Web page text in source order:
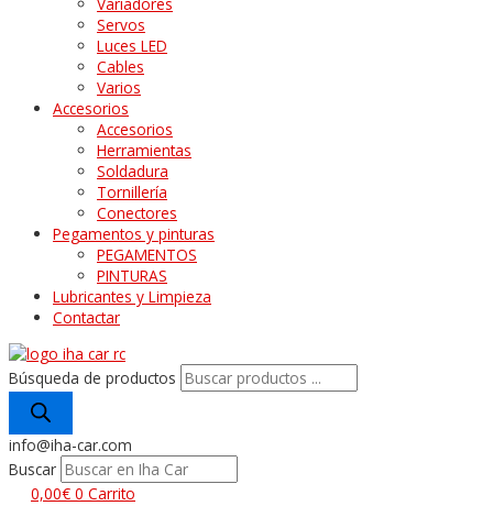
Variadores
Servos
Luces LED
Cables
Varios
Accesorios
Accesorios
Herramientas
Soldadura
Tornillería
Conectores
Pegamentos y pinturas
PEGAMENTOS
PINTURAS
Lubricantes y Limpieza
Contactar
Búsqueda de productos
info@iha-car.com
Buscar
0,00€ 0 Carrito